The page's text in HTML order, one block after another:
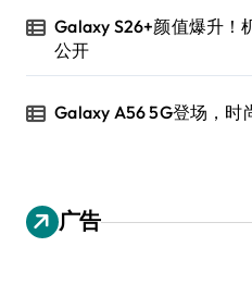
Galaxy S26+颜值爆升！
公开
Galaxy A56 5G登场，时
广告